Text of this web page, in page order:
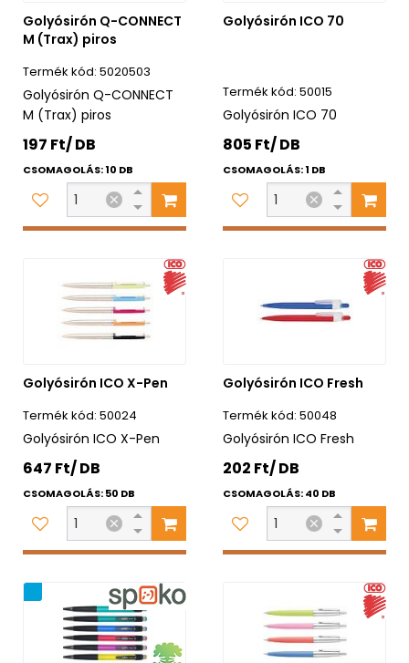
Golyósirón Q-CONNECT
M (Trax) piros
5020503
Golyósirón Q-CONNECT
M (Trax) piros
197 Ft/ DB
CSOMAGOLÁS: 10 DB
Golyósirón ICO 70
50015
Golyósirón ICO 70
805 Ft/ DB
CSOMAGOLÁS: 1 DB
Golyósirón ICO X-Pen
50024
Golyósirón ICO X-Pen
647 Ft/ DB
CSOMAGOLÁS: 50 DB
Golyósirón ICO Fresh
50048
Golyósirón ICO Fresh
202 Ft/ DB
CSOMAGOLÁS: 40 DB